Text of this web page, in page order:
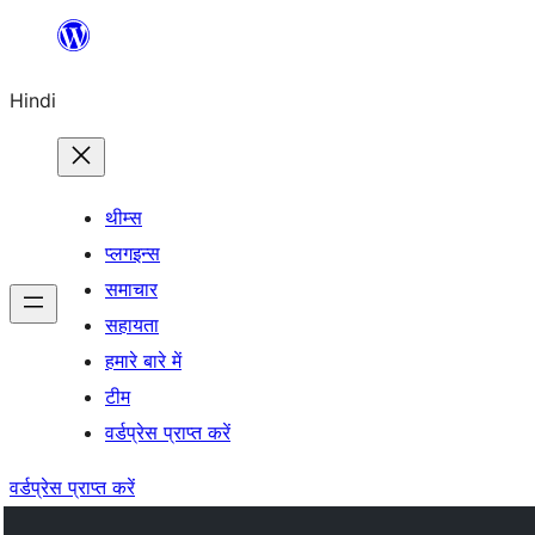
सामग्री
जाएं
Hindi
थीम्स
प्लगइन्स
समाचार
सहायता
हमारे बारे में
टीम
वर्डप्रेस प्राप्त करें
वर्डप्रेस प्राप्त करें